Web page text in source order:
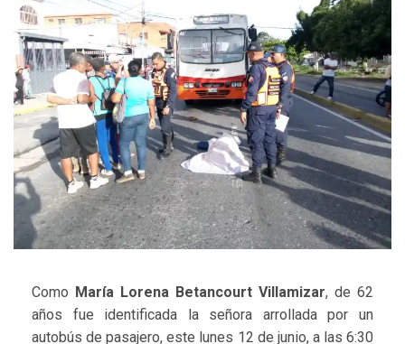
Como María Lorena Betancourt Villamizar, de 62
años fue identificada la señora arrollada por un
autobús de pasajero, este lunes 12 de junio, a las 6:30